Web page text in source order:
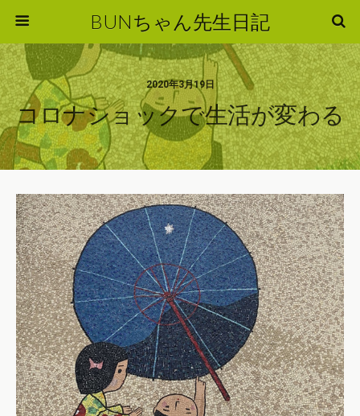
BUNちゃん先生日記
2020年3月19日
コロナショックで生活が変わる